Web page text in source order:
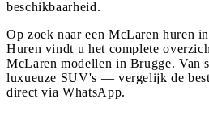
beschikbaarheid.
Op zoek naar een McLaren huren
Huren vindt u het complete
McLaren modellen in Brugge. Van
luxueuze SUV's — vergelijk de
direct via WhatsApp.